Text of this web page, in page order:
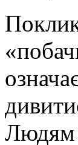
Людям